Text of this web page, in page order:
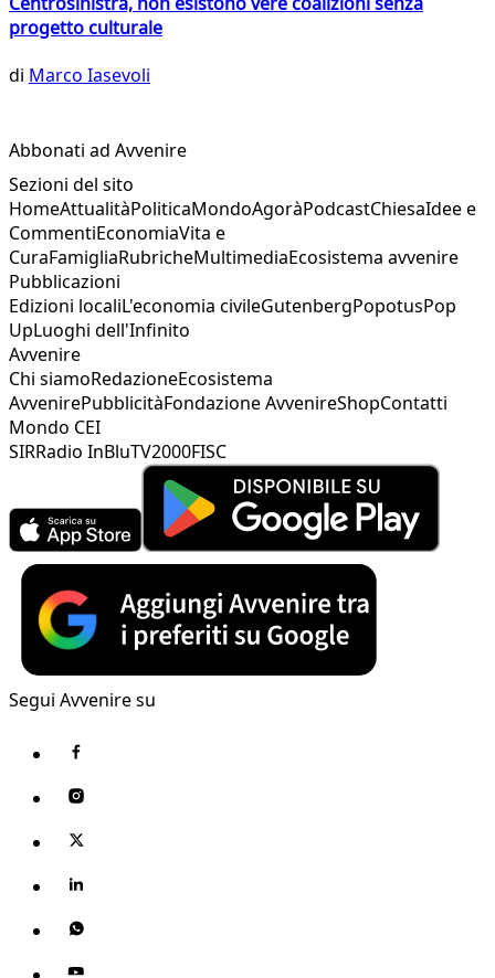
progetto culturale
di Marco Iasevoli
Abbonati ad Avvenire
Sezioni del sito
HomeAttualitàPoliticaMondoAgoràPodcastChiesaIdee e
CommentiEconomiaVita e
CuraFamigliaRubricheMultimediaEcosistema avvenire
Pubblicazioni
Edizioni localiL'economia civileGutenbergPopotusPop
UpLuoghi dell'Infinito
Avvenire
Chi siamoRedazioneEcosistema
AvvenirePubblicitàFondazione AvvenireShopContatti
Mondo CEI
SIRRadio InBluTV2000FISC
Segui Avvenire su